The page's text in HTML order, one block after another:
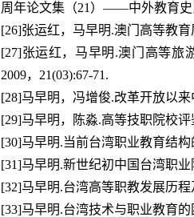
周年论文集（21）——中外教育史
[26]张运红，马早明.澳门高等教
[27]张运红，马早明.澳门高等旅
2009，21(03):67-71.
[28]马早明，冯增俊.改革开放以
[29]马早明，陈淼.高等技职院校
[30]马早明.当前台湾职业教育结构
[31]马早明.新世纪初中国台湾职
[32]马早明.台湾高等职教发展历程
[33]马早明.台湾技术与职业教育